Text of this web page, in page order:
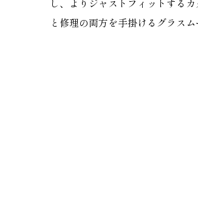
と修理の両方を手掛けるグラスム